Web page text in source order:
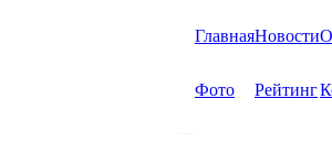
ГлавнаяНовости
Фото Рейтинг